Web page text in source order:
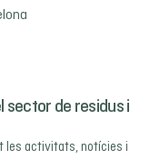
sector de residus i
les activitats, notícies i